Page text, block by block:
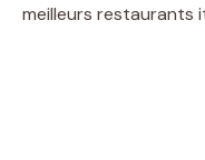
meilleurs restaurants